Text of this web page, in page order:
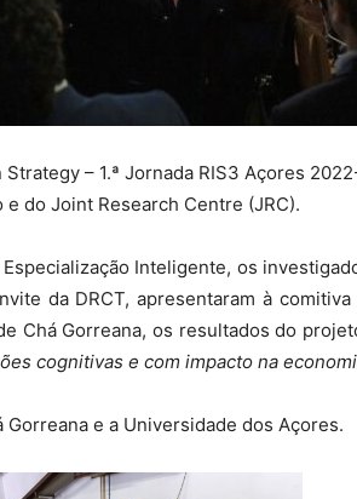
– 1.ª Jornada RIS3 Açores
do Joint Research Centre (JRC).
Inteligente, os
da DRCT, apresentaram à
Chá Gorreana, os resultados do
cognitivas e com impacto na
e a Universidade dos Açores.